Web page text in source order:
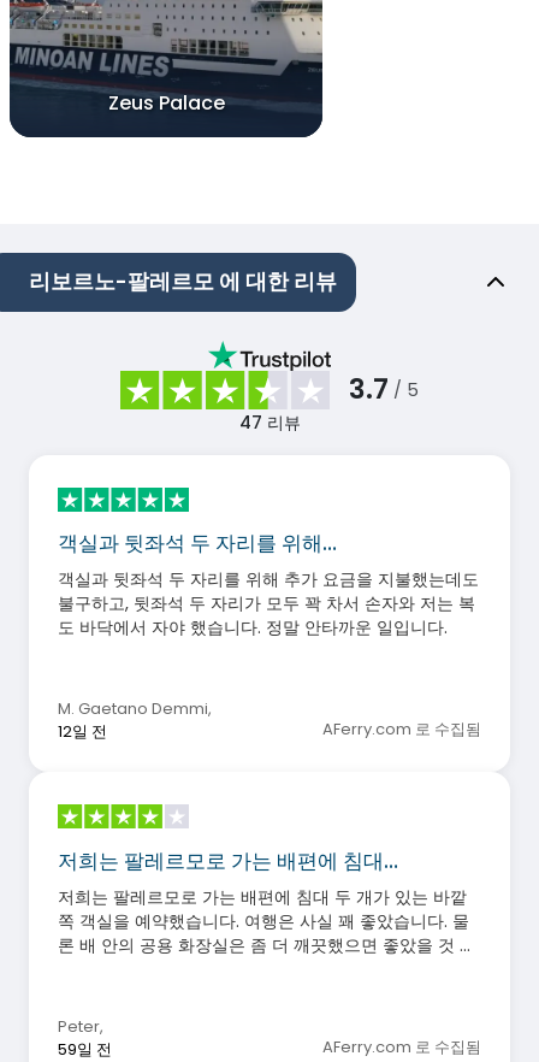
Zeus Palace
리보르노-팔레르모 에 대한 리뷰
3.7 / 5
47 리뷰
객실과 뒷좌석 두 자리를 위해…
객실과 뒷좌석 두 자리를 위해 추가 요금을 지불했는데도
불구하고, 뒷좌석 두 자리가 모두 꽉 차서 손자와 저는 복
도 바닥에서 자야 했습니다. 정말 안타까운 일입니다.
M. Gaetano Demmi,
12일 전
AFerry.com 로 수집됨
저희는 팔레르모로 가는 배편에 침대…
저희는 팔레르모로 가는 배편에 침대 두 개가 있는 바깥
쪽 객실을 예약했습니다. 여행은 사실 꽤 좋았습니다. 물
론 배 안의 공용 화장실은 좀 더 깨끗했으면 좋았을 것 같
Peter,
59일 전
AFerry.com 로 수집됨